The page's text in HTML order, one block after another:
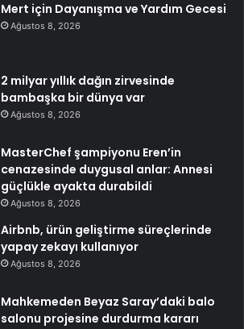
Mert için Dayanışma ve Yardım Gecesi
Ağustos 8, 2026
2 milyar yıllık dağın zirvesinde
bambaşka bir dünya var
Ağustos 8, 2026
MasterChef şampiyonu Eren’in
cenazesinde duygusal anlar: Annesi
güçlükle ayakta durabildi
Ağustos 8, 2026
Airbnb, ürün geliştirme süreçlerinde
yapay zekayı kullanıyor
Ağustos 8, 2026
Mahkemeden Beyaz Saray’daki balo
salonu projesine durdurma kararı